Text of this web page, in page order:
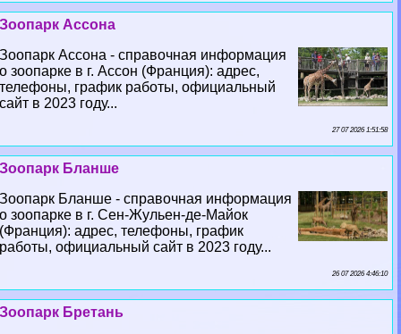
Зоопарк Ассона
Зоопарк Ассона - справочная информация
о зоопарке в г. Ассон (Франция): адрес,
телефоны, график работы, официальный
сайт в 2023 году...
27 07 2026 1:51:58
Зоопарк Бланше
Зоопарк Бланше - справочная информация
о зоопарке в г. Сен-Жульен-де-Майок
(Франция): адрес, телефоны, график
работы, официальный сайт в 2023 году...
26 07 2026 4:46:10
Зоопарк Бретань